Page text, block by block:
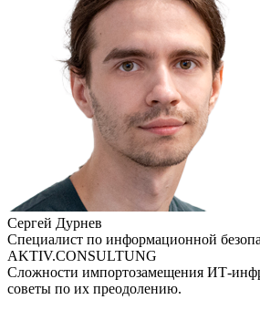
Сергей Дурнев
Специалист по информационной
AKTIV.CONSULTUNG
Сложности импортозамещения ИТ-
советы по их преодолению.